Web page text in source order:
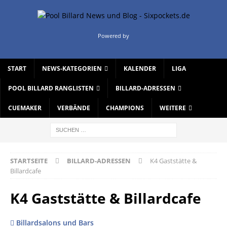
Powered by
START NEWS-KATEGORIEN KALENDER LIGA
POOL BILLARD RANGLISTEN BILLARD-ADRESSEN
CUEMAKER VERBÄNDE CHAMPIONS WEITERE
STARTSEITE BILLARD-ADRESSEN
K4 Gaststätte &
Billardcafe
K4 Gaststätte & Billardcafe
Billardsalons und Bars